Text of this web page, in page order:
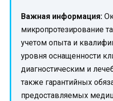
Важная информация:
микропротезирование
учетом опыта и
уровня оснащенности
диагностическим и
также гарантийных
предоставляемых